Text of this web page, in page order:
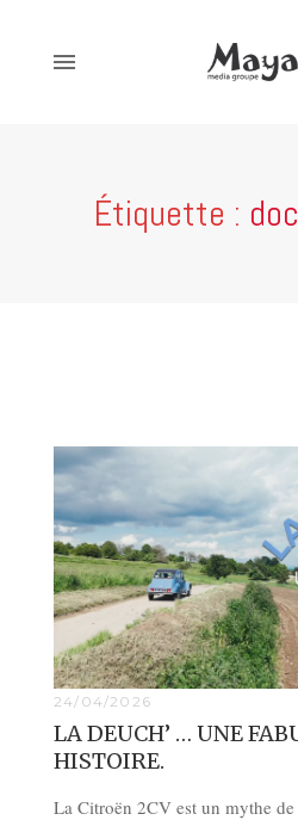
Étiquette :
24/04/2026
LA DEUCH’ … UNE
HISTOIRE.
La Citroën 2CV est un mythe